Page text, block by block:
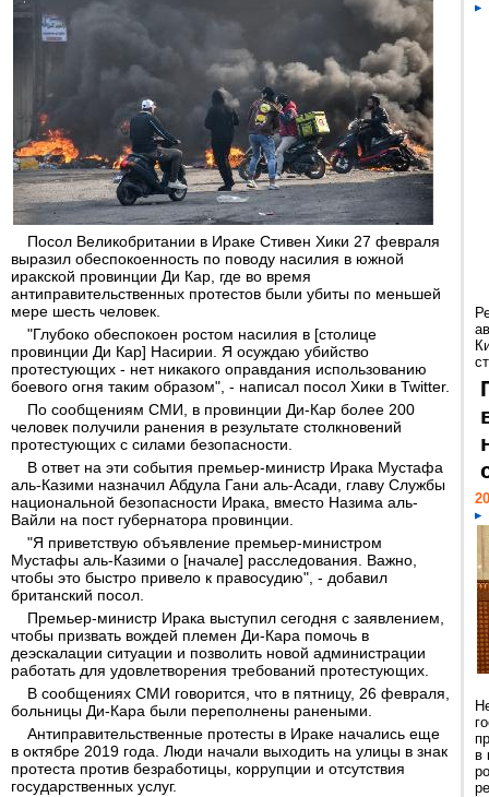
Посол Великобритании в Ираке Стивен Хики 27 февраля
выразил обеспокоенность по поводу насилия в южной
иракской провинции Ди Кар, где во время
антиправительственных протестов были убиты по меньшей
мере шесть человек.
"Глубоко обеспокоен ростом насилия в [столице
провинции Ди Кар] Насирии. Я осуждаю убийство
протестующих - нет никакого оправдания использованию
боевого огня таким образом", - написал посол Хики в Twitter.
По сообщениям СМИ, в провинции Ди-Кар более 200
человек получили ранения в результате столкновений
протестующих с силами безопасности.
В ответ на эти события премьер-министр Ирака Мустафа
аль-Казими назначил Абдула Гани аль-Асади, главу Службы
национальной безопасности Ирака, вместо Назима аль-
Вайли на пост губернатора провинции.
"Я приветствую объявление премьер-министром
Мустафы аль-Казими о [начале] расследования. Важно,
чтобы это быстро привело к правосудию", - добавил
британский посол.
Премьер-министр Ирака выступил сегодня с заявлением,
чтобы призвать вождей племен Ди-Кара помочь в
деэскалации ситуации и позволить новой администрации
работать для удовлетворения требований протестующих.
В сообщениях СМИ говорится, что в пятницу, 26 февраля,
больницы Ди-Кара были переполнены ранеными.
Антиправительственные протесты в Ираке начались еще
в октябре 2019 года. Люди начали выходить на улицы в знак
протеста против безработицы, коррупции и отсутствия
государственных услуг.
в